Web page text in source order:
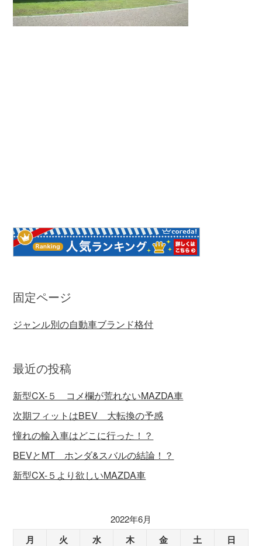
固定ページ
ジャンル別の自動車ブランド格付
最近の投稿
新型CX-５ コメ欄が荒れないMAZDA車
次期フィットはBEV 大転換の予感
憧れの輸入車はどこに行った！？
BEVとMT ホンダ&スバルの結論！？
新型CX-５より欲しいMAZDA車
2022年6月
月 火 水 木 金 土 日